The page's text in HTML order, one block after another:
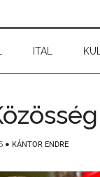
ITAL
● KÁNTOR ENDRE